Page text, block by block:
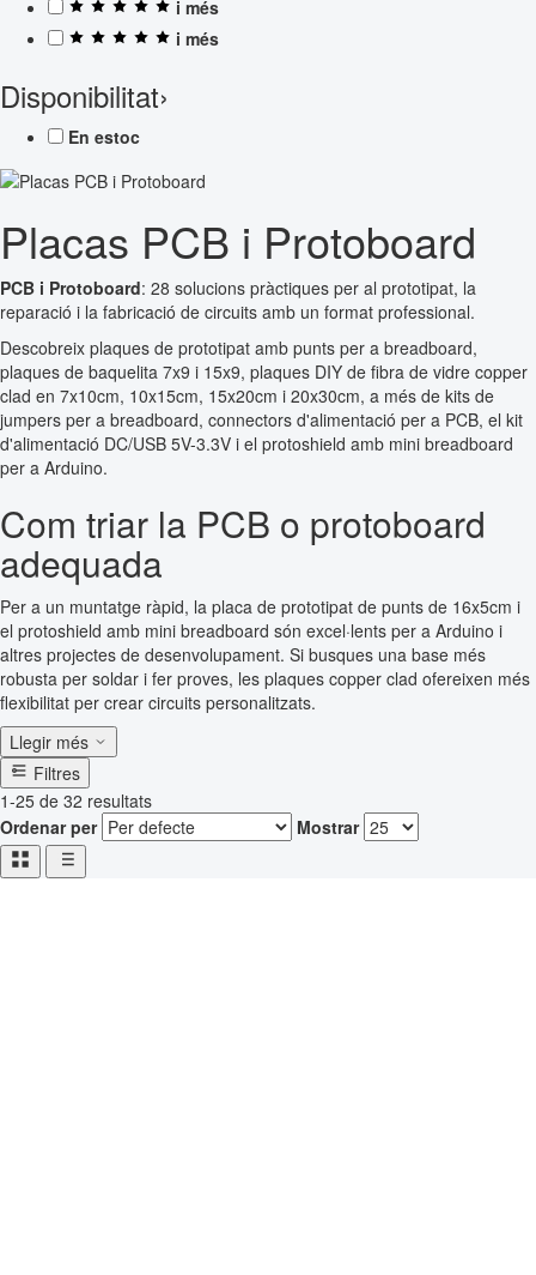
i més
i més
Disponibilitat›
En estoc
Placas PCB i Protoboard
PCB i Protoboard: 28 solucions pràctiques per al prototipat, la
reparació i la fabricació de circuits amb un format professional.
Descobreix plaques de prototipat amb punts per a breadboard,
plaques de baquelita 7x9 i 15x9, plaques DIY de fibra de vidre copper
clad en 7x10cm, 10x15cm, 15x20cm i 20x30cm, a més de kits de
jumpers per a breadboard, connectors d'alimentació per a PCB, el kit
d'alimentació DC/USB 5V-3.3V i el protoshield amb mini breadboard
per a Arduino.
Com triar la PCB o protoboard
adequada
Per a un muntatge ràpid, la placa de prototipat de punts de 16x5cm i
el protoshield amb mini breadboard són excel·lents per a Arduino i
altres projectes de desenvolupament. Si busques una base més
robusta per soldar i fer proves, les plaques copper clad ofereixen més
flexibilitat per crear circuits personalitzats.
Llegir més
Filtres
1-25 de 32 resultats
Ordenar per
Mostrar